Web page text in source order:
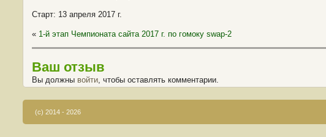
Старт: 13 апреля 2017 г.
« 1-й этап Чемпионата сайта 2017 г. по гомоку swap-2
Ваш отзыв
Вы должны войти, чтобы оставлять комментарии.
(c) 2014 - 2026